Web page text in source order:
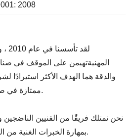
2008
المهنيةتهيمن على الموقف في
والدقة هما الهدف الأكثر استيرادًا
ممتازة في صناعة قوالب بثق البلاستيك.
بمهارة الخبرات الغنية من التصميم والتصنيع والتصحيح.